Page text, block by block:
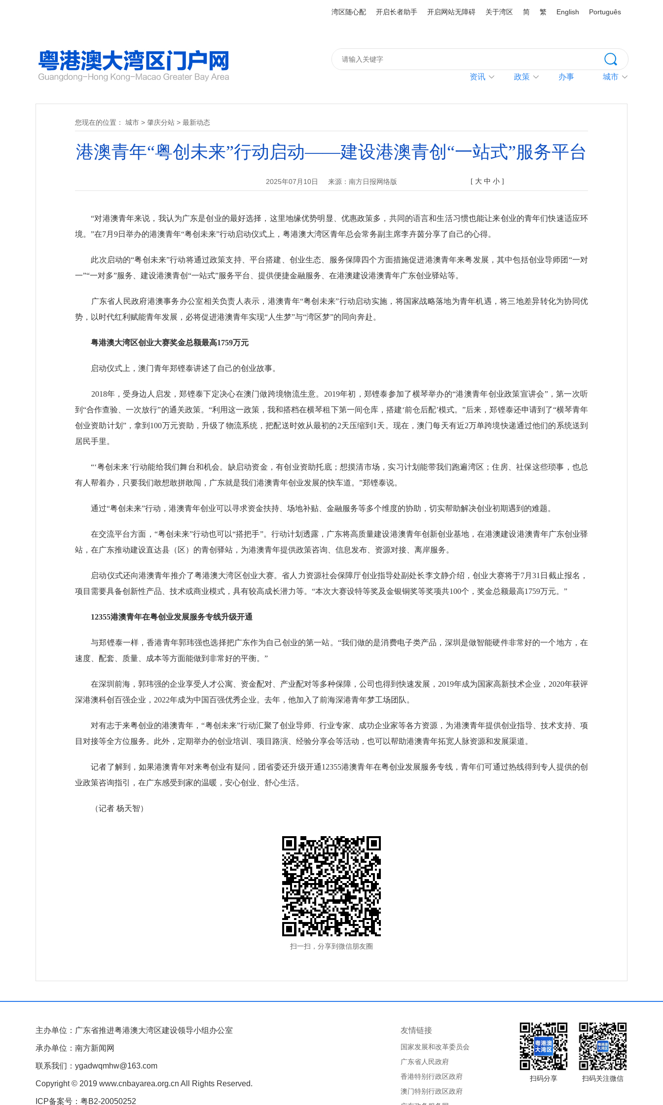
湾区随心配 开启长者助手 开启网站无障碍 关于湾区 简 繁 English Português
资讯 政策 办事 城市
您现在的位置： 城市 > 肇庆分站 > 最新动态
港澳青年“粤创未来”行动启动——建设港澳青创“一站式”服务平台
2025年07月10日 来源：南方日报网络版 [ 大 中 小 ]
“对港澳青年来说，我认为广东是创业的最好选择，这里地缘优势明显、优惠政策多，共同的语言和生活习惯也能让来创业的青年们快速适应环
境。”在7月9日举办的港澳青年“粤创未来”行动启动仪式上，粤港澳大湾区青年总会常务副主席李卉茵分享了自己的心得。
此次启动的“粤创未来”行动将通过政策支持、平台搭建、创业生态、服务保障四个方面措施促进港澳青年来粤发展，其中包括创业导师团“一对
一”“一对多”服务、建设港澳青创“一站式”服务平台、提供便捷金融服务、在港澳建设港澳青年广东创业驿站等。
广东省人民政府港澳事务办公室相关负责人表示，港澳青年“粤创未来”行动启动实施，将国家战略落地为青年机遇，将三地差异转化为协同优
势，以时代红利赋能青年发展，必将促进港澳青年实现“人生梦”与“湾区梦”的同向奔赴。
粤港澳大湾区创业大赛奖金总额最高1759万元
启动仪式上，澳门青年郑铿泰讲述了自己的创业故事。
2018年，受身边人启发，郑铿泰下定决心在澳门做跨境物流生意。2019年初，郑铿泰参加了横琴举办的“港澳青年创业政策宣讲会”，第一次听
到“合作查验、一次放行”的通关政策。“利用这一政策，我和搭档在横琴租下第一间仓库，搭建‘前仓后配’模式。”后来，郑铿泰还申请到了“横琴青年
创业资助计划”，拿到100万元资助，升级了物流系统，把配送时效从最初的2天压缩到1天。现在，澳门每天有近2万单跨境快递通过他们的系统送到
居民手里。
“‘粤创未来’行动能给我们舞台和机会。缺启动资金，有创业资助托底；想摸清市场，实习计划能带我们跑遍湾区；住房、社保这些琐事，也总
有人帮着办，只要我们敢想敢拼敢闯，广东就是我们港澳青年创业发展的快车道。”郑铿泰说。
通过“粤创未来”行动，港澳青年创业可以寻求资金扶持、场地补贴、金融服务等多个维度的协助，切实帮助解决创业初期遇到的难题。
在交流平台方面，“粤创未来”行动也可以“搭把手”。行动计划透露，广东将高质量建设港澳青年创新创业基地，在港澳建设港澳青年广东创业驿
站，在广东推动建设直达县（区）的青创驿站，为港澳青年提供政策咨询、信息发布、资源对接、离岸服务。
启动仪式还向港澳青年推介了粤港澳大湾区创业大赛。省人力资源社会保障厅创业指导处副处长李文静介绍，创业大赛将于7月31日截止报名，
项目需要具备创新性产品、技术或商业模式，具有较高成长潜力等。“本次大赛设特等奖及金银铜奖等奖项共100个，奖金总额最高1759万元。”
12355港澳青年在粤创业发展服务专线升级开通
与郑铿泰一样，香港青年郭玮强也选择把广东作为自己创业的第一站。“我们做的是消费电子类产品，深圳是做智能硬件非常好的一个地方，在
速度、配套、质量、成本等方面能做到非常好的平衡。”
在深圳前海，郭玮强的企业享受人才公寓、资金配对、产业配对等多种保障，公司也得到快速发展，2019年成为国家高新技术企业，2020年获评
深港澳科创百强企业，2022年成为中国百强优秀企业。去年，他加入了前海深港青年梦工场团队。
对有志于来粤创业的港澳青年，“粤创未来”行动汇聚了创业导师、行业专家、成功企业家等各方资源，为港澳青年提供创业指导、技术支持、项
目对接等全方位服务。此外，定期举办的创业培训、项目路演、经验分享会等活动，也可以帮助港澳青年拓宽人脉资源和发展渠道。
记者了解到，如果港澳青年对来粤创业有疑问，团省委还升级开通12355港澳青年在粤创业发展服务专线，青年们可通过热线得到专人提供的创
业政策咨询指引，在广东感受到家的温暖，安心创业、舒心生活。
（记者 杨天智）
扫一扫，分享到微信朋友圈
主办单位：广东省推进粤港澳大湾区建设领导小组办公室
承办单位：南方新闻网
联系我们：ygadwqmhw@163.com
Copyright © 2019 www.cnbayarea.org.cn All Rights Reserved.
ICP备案号：粤B2-20050252
扫码分享 扫码关注微信
友情链接
国家发展和改革委员会
广东省人民政府
香港特别行政区政府
澳门特别行政区政府